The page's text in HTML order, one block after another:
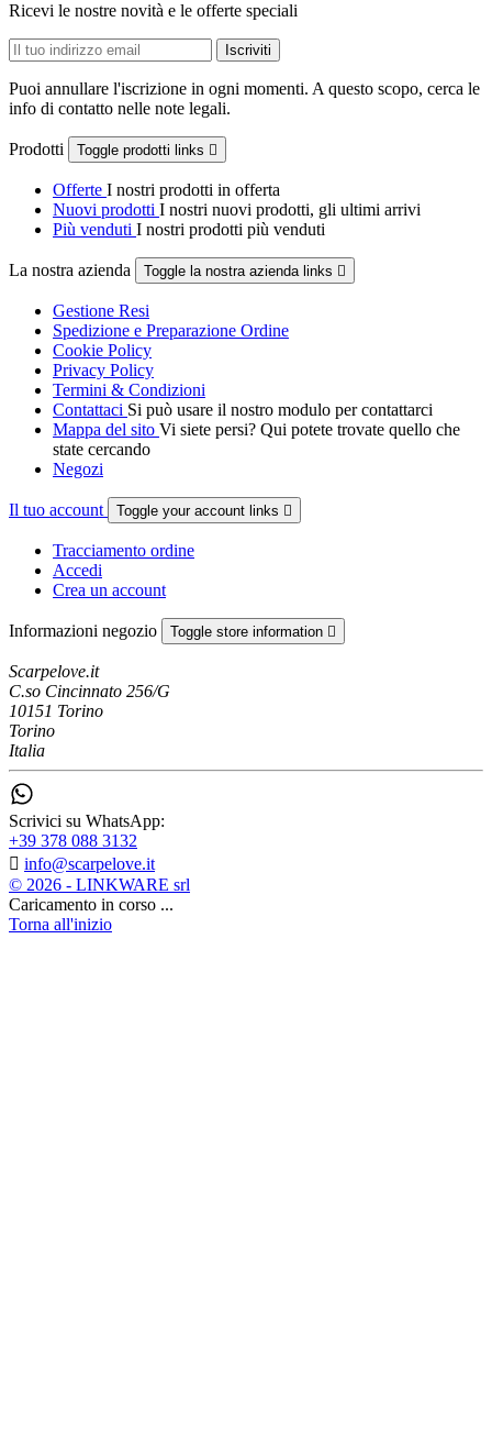
Ricevi le nostre novità e le offerte speciali
Puoi annullare l'iscrizione in ogni momenti. A questo scopo, cerca le
info di contatto nelle note legali.
Prodotti Toggle prodotti links 
Offerte I nostri prodotti in offerta
Nuovi prodotti I nostri nuovi prodotti, gli ultimi arrivi
Più venduti I nostri prodotti più venduti
La nostra azienda Toggle la nostra azienda links 
Gestione Resi
Spedizione e Preparazione Ordine
Cookie Policy
Privacy Policy
Termini & Condizioni
Contattaci Si può usare il nostro modulo per contattarci
Mappa del sito Vi siete persi? Qui potete trovate quello che
state cercando
Negozi
Il tuo account Toggle your account links 
Tracciamento ordine
Accedi
Crea un account
Informazioni negozio Toggle store information 
Scarpelove.it
C.so Cincinnato 256/G
10151 Torino
Torino
Italia
Scrivici su WhatsApp:
+39 378 088 3132
 info@scarpelove.it
© 2026 - LINKWARE srl
Caricamento in corso ...
Torna all'inizio